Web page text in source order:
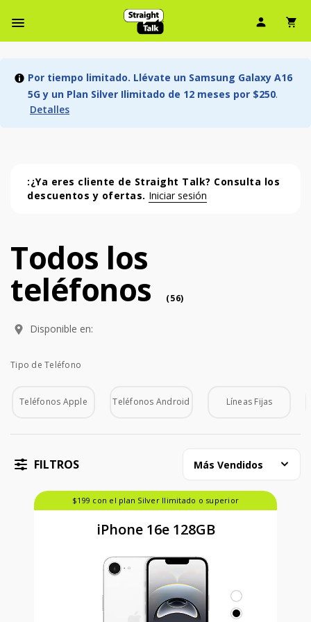
Menú de barra de navegación
Ícono
Por tiempo limitado. Llévate un Samsung Galaxy A16
5G y un Plan Silver Ilimitado de 12 meses por $250.
Detalles
:¿Ya eres cliente de Straight Talk? Consulta los
descuentos y ofertas. Iniciar sesión
Todos los teléfonos (56 phone )
Todos los
teléfonos (56)
Disponible en:
Tipo de Teléfono
Teléfonos Apple Teléfonos Android Líneas Fijas
FILTROS Más Vendidos
$199 con el plan Silver Ilimitado o superior
iPhone 16e 128GB